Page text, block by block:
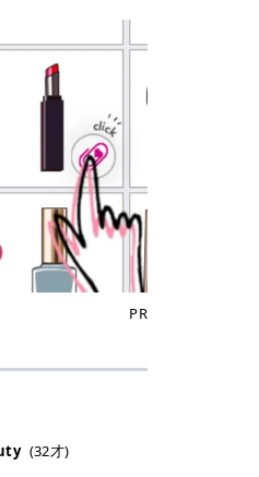
きます。 トナーパ
配合
の素材によって特徴が
自分の肌悩みや理想の
わせて選ぶことで、毎
アに取り入れやすくな
ッドの使
をやさしく拭き取りま
・あご・額など皮脂や
になる部分は丁寧にな
パッドを
ット面で顔全体をやさ
がら化粧水をなじませ
います。 乾燥が気にな
使用するのもおすすめ
湿ケアや肌荒れケア、
目的別におすすめのト
間や必要な施術回数が
して挙げられます！ 医
療機関（クリニックや
だけで扱える高出力の
って、発毛組織にアプ
術といわれています。
ない回数で永久脱毛
ことができます。
は一生毛が1本も生
いう意味ではなく、ア
に基づき「長期間にわ
明らかに減少している
れること」を指しま
ですが、毛根を破壊す
なので、クリニックに
らこそ、しっかり比較
メディオスターNeXT P
ルYAGプロ 公式サイト
み、火傷、毛嚢炎、一
などのリスクが伴いま
選ばれる3つの特徴 ・
の脱毛プランが選べ
院以上＆21時まで営
に配慮した医療脱毛器の
ブル対応 2. エミナル
口コミ・評判 3. エミ
クの全身脱毛料金プラ
かからないシステム ・
得な割引・キャンペー
限定プラン｜家族や友
タートできる ・他社か
を演出するヌーディー
と青みのバランスが良
じむコーラル系カラー
チュラルメイクとの相
らしく、多幸感のある
。 ワインベリー
ローズレッド 深みの
ド。 大人っぽく華やか
るベリーカラーです。
全体が華やかになり、
にしたメイクが完成。
な雰囲気を演出できま
な発色で、肌色を選び
象に仕上がり、オン・
もカジュアルメイクに
ーケーキ
がり、ふっくらボリュ
たような、新しいリッ
際に使用した
ジェ
っくりツヤ
タっとした感じはなく
ですね。プランピング
ーッとします。ここは
るかもしれませんが慣
がツルツル、片面がモ
。 > > 桜グロス
】：上品なピンクベー
やすい色ですね。すも
かそうに見えるけど、
かりしてくれます。最
も、いつものコスメ購
とお得”に変えられるの
リワードです✨ 今回
リワードの特徴や活用
きさんにおすすめな理
します！ トラミー
ワー
グロース上場企業であ
イズが運営する、安
イントサイト機能で
イントサービスです。
やサービスを利用する
トを獲得でき、貯まっ
Amazonギフト券やド
どに交換できます。 普
も始めやすいのが魅力
いるコスメ通販サイト
が貯まるのが大きな魅
PR
(32才)